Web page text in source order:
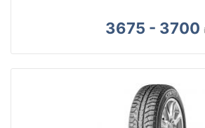
3675 - 3700